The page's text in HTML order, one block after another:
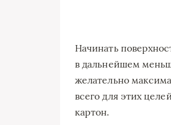
Начинать
в дальнейшем
желательно
всего для этих
картон.